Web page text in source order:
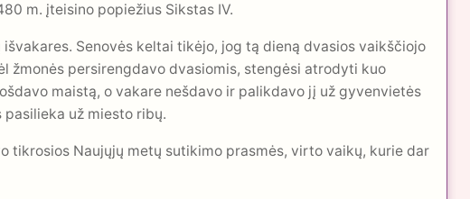
m. įteisino popiežius Sikstas IV.
Senovės keltai tikėjo, jog tą dieną dvasios vaikščiojo
žmonės persirengdavo dvasiomis, stengėsi atrodyti kuo
maistą, o vakare nešdavo ir palikdavo jį už gyvenvietės
už miesto ribų.
tikrosios Naujųjų metų sutikimo prasmės, virto vaikų, kurie dar